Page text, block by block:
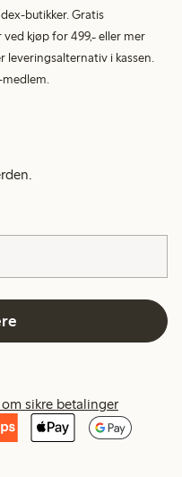
butikker. Gratis
kjøp for 499,- eller mer
leveringsalternativ i kassen.
sikre betalinger